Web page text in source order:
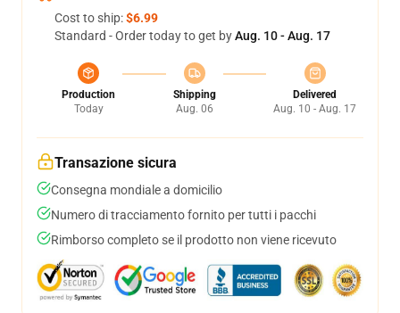
Cost to ship:$6.99
Standard - Order today to get byAug. 10 - Aug. 17
Production
Today
Shipping
Aug. 06
Delivered
Aug. 10 - Aug. 17
Transazione sicura
Consegna mondiale a domicilio
Numero di tracciamento fornito per tutti i pacchi
Rimborso completo se il prodotto non viene ricevuto